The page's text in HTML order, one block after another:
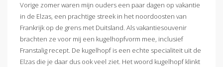
Vorige zomer waren mijn ouders een paar dagen op vakantie
in de Elzas, een prachtige streek in het noordoosten van
Frankrijk op de grens met Duitsland. Als vakantiesouvenir
brachten ze voor mij een kugelhopfvorm mee, inclusief
Franstalig recept. De kugelhopf is een echte specialiteit uit de
Elzas die je daar dus ook veel ziet. Het woord kugelhopf klinkt